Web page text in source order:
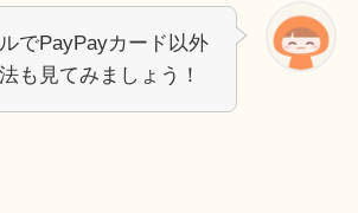
でPayPayカード以外
も見てみましょう！